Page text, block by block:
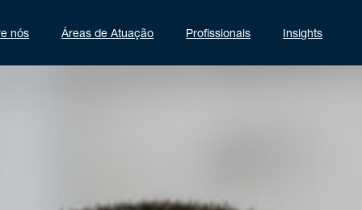
nós Áreas de Atuação Profissionais Insights